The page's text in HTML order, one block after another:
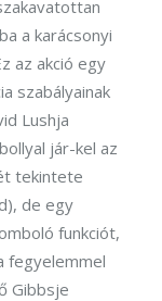
a karácsonyi
az akció egy
szabályainak
Lushja
jár-kel az
tekintete
de egy
funkciót,
fegyelemmel
Gibbsje